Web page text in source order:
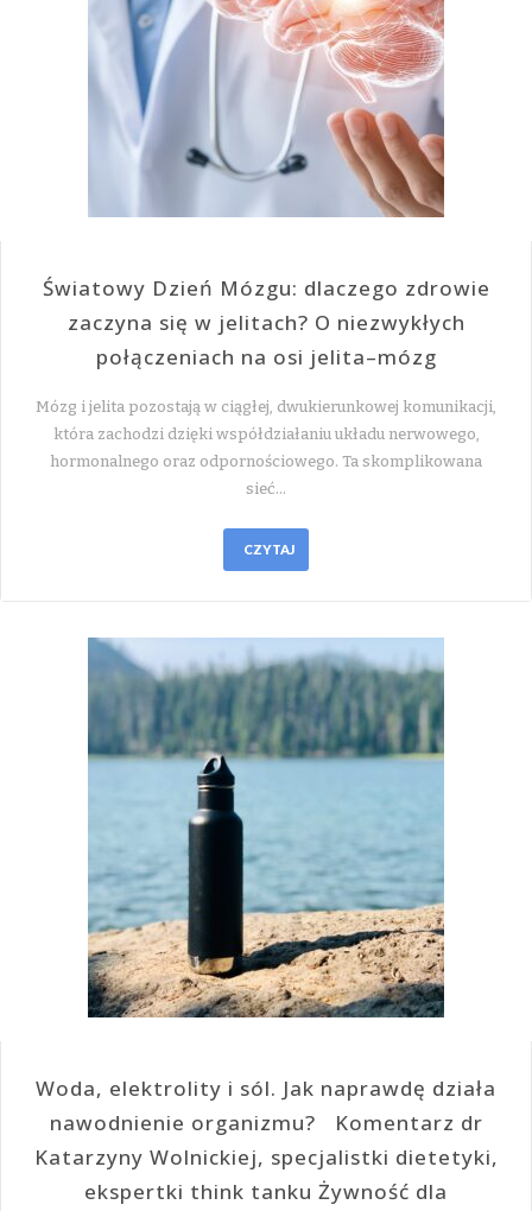
Światowy Dzień Mózgu: dlaczego zdrowie
zaczyna się w jelitach? O niezwykłych
połączeniach na osi jelita–mózg
Mózg i jelita pozostają w ciągłej, dwukierunkowej komunikacji,
która zachodzi dzięki współdziałaniu układu nerwowego,
hormonalnego oraz odpornościowego. Ta skomplikowana
sieć…
CZYTAJ
Woda, elektrolity i sól. Jak naprawdę działa
nawodnienie organizmu? Komentarz dr
Katarzyny Wolnickiej, specjalistki dietetyki,
ekspertki think tanku Żywność dla